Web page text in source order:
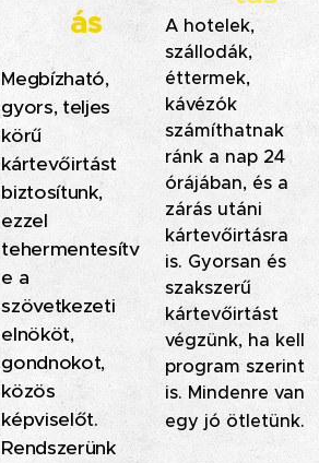
ás
Megbízható,
gyors, teljes
körű
kártevőirtást
biztosítunk,
ezzel
tehermentesítv
e a
szövetkezeti
elnököt,
gondnokot,
közös
képviselőt.
Rendszerünk
A hotelek,
szállodák,
éttermek,
kávézók
számíthatnak
ránk a nap 24
órájában, és a
zárás utáni
kártevőirtásra
is. Gyorsan és
szakszerű
kártevőirtást
végzünk, ha kell
program szerint
is. Mindenre van
egy jó ötletünk.